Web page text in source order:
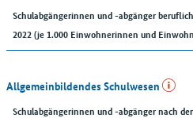
Schulabgängerinnen und -abgänger
2022 (je 1.000 Einwohnerinnen und
Allgemeinbildendes Schulwesen
Schulabgängerinnen und -abgänger nach